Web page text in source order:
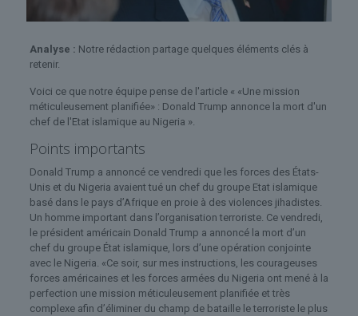
Analyse : Notre rédaction partage quelques éléments clés à
retenir.
Voici ce que notre équipe pense de l'article « «Une mission
méticuleusement planifiée» : Donald Trump annonce la mort d'un
chef de l'Etat islamique au Nigeria ».
Points importants
Donald Trump a annoncé ce vendredi que les forces des États-
Unis et du Nigeria avaient tué un chef du groupe Etat islamique
basé dans le pays d’Afrique en proie à des violences jihadistes.
Un homme important dans l’organisation terroriste. Ce vendredi,
le président américain Donald Trump a annoncé la mort d’un
chef du groupe État islamique, lors d’une opération conjointe
avec le Nigeria. «Ce soir, sur mes instructions, les courageuses
forces américaines et les forces armées du Nigeria ont mené à la
perfection une mission méticuleusement planifiée et très
complexe afin d’éliminer du champ de bataille le terroriste le plus